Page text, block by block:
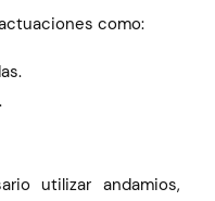
como:
utilizar andamios,